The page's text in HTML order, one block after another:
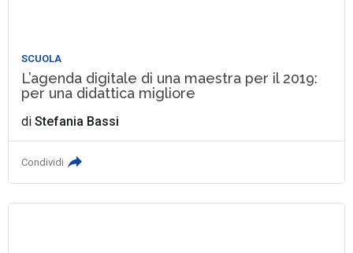
SCUOLA
L’agenda digitale di una maestra per il 2019:
per una didattica migliore
diStefania Bassi
Condividi